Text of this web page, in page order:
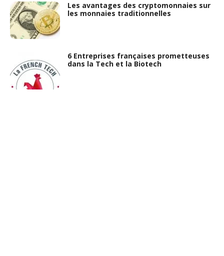
Les avantages des cryptomonnaies sur
les monnaies traditionnelles
6 Entreprises françaises prometteuses
dans la Tech et la Biotech